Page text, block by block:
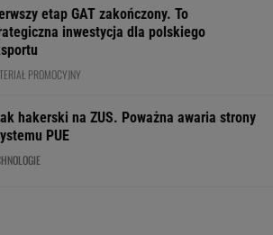
etap GAT zakończony. To
inwestycja dla polskiego
PROMOCYJNY
hakerski na ZUS. Poważna awaria strony
PUE